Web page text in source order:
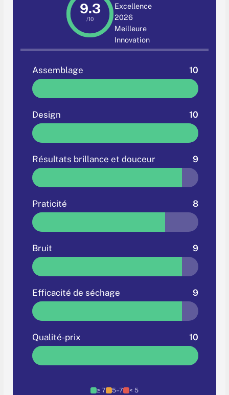
9.3
/10
Assemblage 10
Design 10
Résultats brillance et douceur 9
Praticité 8
Bruit 9
Efficacité de séchage 9
Qualité-prix 10
≥ 7 5–7 < 5